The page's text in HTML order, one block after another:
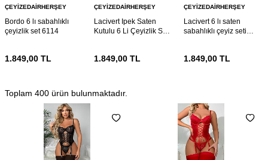
ÇEYIZEDAIRHERŞEY
Bordo 6 lı sabahlıklı
çeyizlik set 6114
1.849,00 TL
ÇEYIZEDAIRHERŞEY
Lacivert Ipek Saten
Kutulu 6 Li Çeyizlik Set
1.849,00 TL
ÇEYIZEDAIRHERŞEY
Lacivert 6 lı saten
sabahlıklı çeyiz seti
1.849,00TL
Toplam 400 ürün bulunmaktadır.